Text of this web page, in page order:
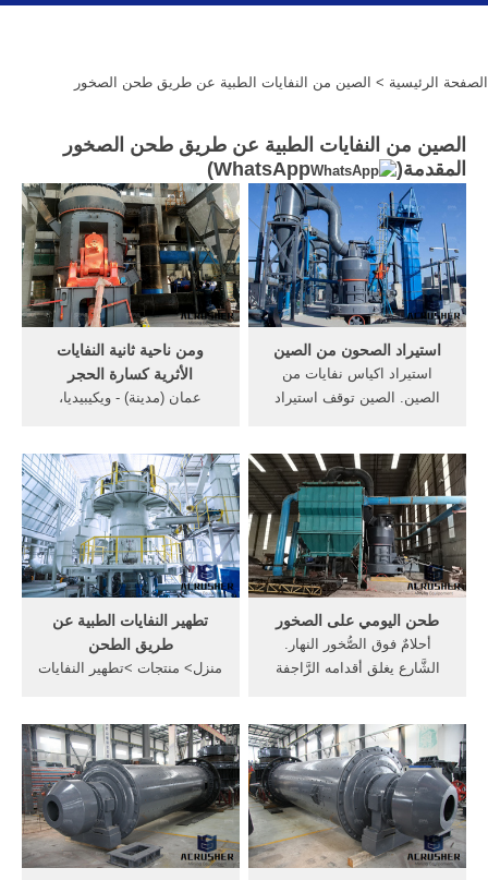
الصفحة الرئيسية > الصين من النفايات الطبية عن طريق طحن الصخور
الصين من النفايات الطبية عن طريق طحن الصخور
المقدمة(
WhatsApp
)
ومن ناحية ثانية النفايات
الأثرية كسارة الحجر
عمان (مدينة) - ويكيبيديا،
كواحدة من أفضل مدن الشرق
الأوسط من ناحية الاقتصاد
والبيئة وسوق العمل والعوامل
الاجتماعية - الثقافية.
استيراد الصحون من الصين
استيراد اكياس نفايات من
الصين. الصين توقف استيراد
من ملايين الأطنان من
البلاستيك عبر هذا التعاون
الاقتصادي، وبلغ حجم واردات
الصين من النفايات منذ عام
1992 إلى ...
تطهير النفايات الطبية عن
طريق الطحن
منزل> منتجات >تطهير النفايات
الصحة الموريتانية اليوم الجمعة
29 مايو 2020 عن إطلاق محرقة
للتخلص من النفايات الطبية في
المركز الصحي بدار النعيم ...
طحن اليومي على الصخور
أحلامٌ فوق الصُّخور النهار.
الشَّارع يغلق أقدامه الرَّاجفة
السُّهول الهاربة من يباسها
سعيدٌ، ابن الخامسة والعشرين
ربيعًا، الذي فقد والده وهو في
مقتبل العمر، وهو ...